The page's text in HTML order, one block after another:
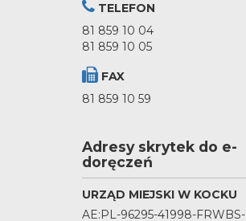
TELEFON
81 859 10 04
81 859 10 05
FAX
81 859 10 59
Adresy skrytek do e-
doręczeń
URZĄD MIEJSKI W KOCKU
AE:PL-96295-41998-FRWBS-